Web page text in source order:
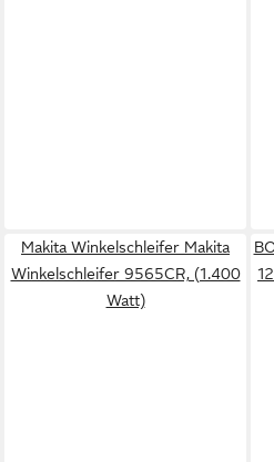
Makita Winkelschleifer Makita
Winkelschleifer 9565CR, (1.400
Watt)